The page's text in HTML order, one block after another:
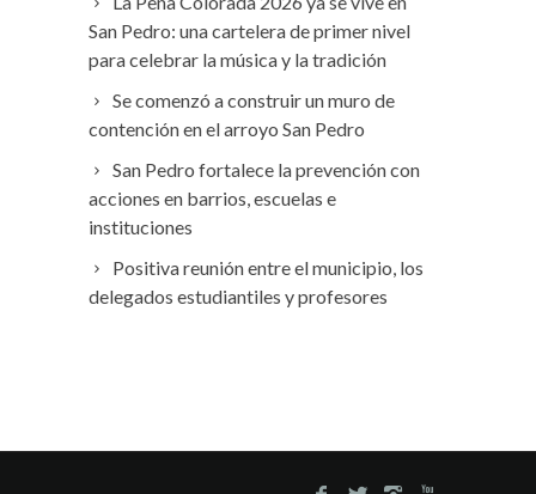
San Pedro: una cartelera de primer nivel
para celebrar la música y la tradición
Se comenzó a construir un muro de
contención en el arroyo San Pedro
San Pedro fortalece la prevención con
acciones en barrios, escuelas e
instituciones
Positiva reunión entre el municipio, los
delegados estudiantiles y profesores